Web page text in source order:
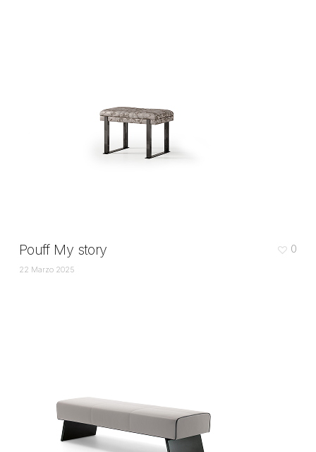
Pouff My story
22 Marzo 2025
0